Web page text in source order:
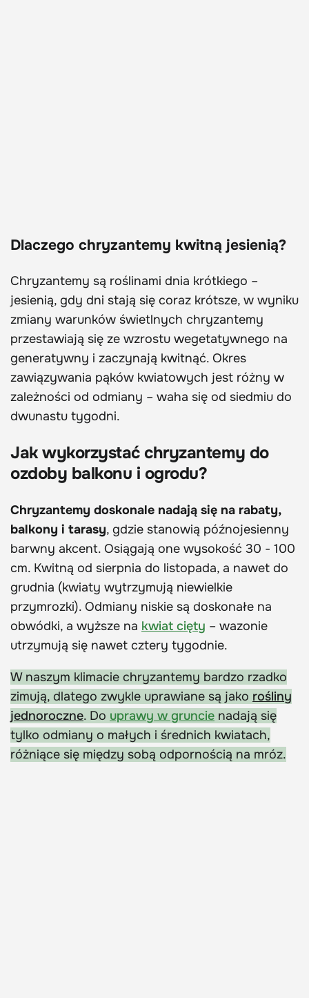
Dlaczego chryzantemy kwitną jesienią?
Chryzantemy są roślinami dnia krótkiego –
jesienią, gdy dni stają się coraz krótsze, w wyniku
zmiany warunków świetlnych chryzantemy
przestawiają się ze wzrostu wegetatywnego na
generatywny i zaczynają kwitnąć. Okres
zawiązywania pąków kwiatowych jest różny w
zależności od odmiany – waha się od siedmiu do
dwunastu tygodni.
Jak wykorzystać chryzantemy do
ozdoby balkonu i ogrodu?
Chryzantemy doskonale nadają się na rabaty,
balkony i tarasy, gdzie stanowią późnojesienny
barwny akcent. Osiągają one wysokość 30 - 100
cm. Kwitną od sierpnia do listopada, a nawet do
grudnia (kwiaty wytrzymują niewielkie
przymrozki). Odmiany niskie są doskonałe na
obwódki, a wyższe na kwiat cięty – wazonie
utrzymują się nawet cztery tygodnie.
W naszym klimacie chryzantemy bardzo rzadko
zimują, dlatego zwykle uprawiane są jako rośliny
jednoroczne. Do uprawy w gruncie nadają się
tylko odmiany o małych i średnich kwiatach,
różniące się między sobą odpornością na mróz.